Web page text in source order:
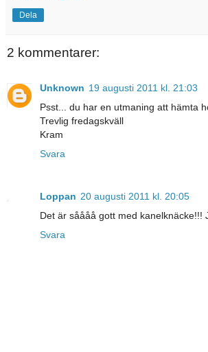
Dela
2 kommentarer:
Unknown 19 augusti 2011 kl. 21:03
Psst... du har en utmaning att hämta
Trevlig fredagskväll
Kram
Svara
Loppan 20 augusti 2011 kl. 20:05
Det är såååå gott med kanelknäcke!!!
Svara